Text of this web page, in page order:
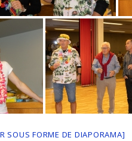
SOUS FORME DE DIAPORAMA]